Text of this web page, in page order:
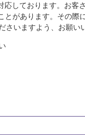
しております。お客
とがあります。その際
いますよう、お願い